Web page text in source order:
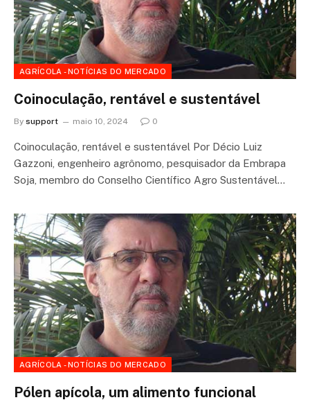
AGRÍCOLA - NOTÍCIAS DO MERCADO
Coinoculação, rentável e sustentável
By support maio 10, 2024 0
Coinoculação, rentável e sustentável Por Décio Luiz
Gazzoni, engenheiro agrônomo, pesquisador da Embrapa
Soja, membro do Conselho Científico Agro Sustentável…
AGRÍCOLA - NOTÍCIAS DO MERCADO
Pólen apícola, um alimento funcional